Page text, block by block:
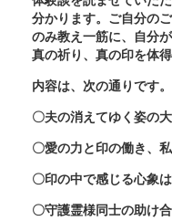
分かります。ご自分の
のみ教え一筋に、自分
真の祈り、真の印を体
内容は、次の通りです。
〇夫の消えてゆく姿の
〇愛の力と印の働き、
〇印の中で感じる心象
〇守護霊様同士の助け